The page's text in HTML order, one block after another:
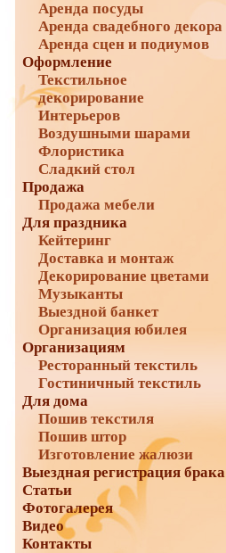
Аренда посуды
Аренда свадебного декора
Аренда сцен и подиумов
Оформление
Текстильное
декорирование
Интерьеров
Воздушными шарами
Флористика
Сладкий стол
Продажа
Продажа мебели
Для праздника
Кейтеринг
Доставка и монтаж
Декорирование цветами
Музыканты
Выездной банкет
Организация юбилея
Организациям
Ресторанный текстиль
Гостиничный текстиль
Для дома
Пошив текстиля
Пошив штор
Изготовление жалюзи
Выездная регистрация брака
Статьи
Фотогалерея
Видео
Контакты